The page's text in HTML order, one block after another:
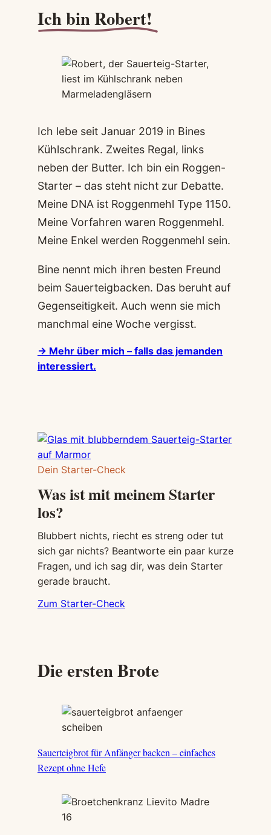
backen
–
Rezept
ohne
Hefe
Ich bin Robert!
Ich lebe seit Januar 2019 in Bines
Kühlschrank. Zweites Regal, links
neben der Butter. Ich bin ein Roggen-
Starter – das steht nicht zur Debatte.
Meine DNA ist Roggenmehl Type 1150.
Meine Vorfahren waren Roggenmehl.
Meine Enkel werden Roggenmehl sein.
Bine nennt mich ihren besten Freund
beim Sauerteigbacken. Das beruht auf
Gegenseitigkeit. Auch wenn sie mich
manchmal eine Woche vergisst.
→ Mehr über mich – falls das jemanden
interessiert.
Dein Starter-Check
Was ist mit meinem Starter
los?
Blubbert nichts, riecht es streng oder tut
sich gar nichts? Beantworte ein paar kurze
Fragen, und ich sag dir, was dein Starter
gerade braucht.
Zum Starter-Check
Die ersten Brote
Sauerteigbrot für Anfänger backen – einfaches
Rezept ohne Hefe